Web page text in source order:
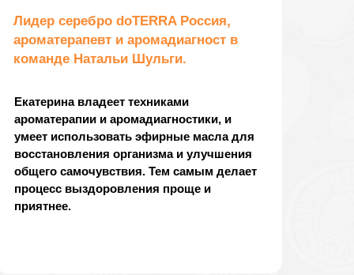
Екатерина владеет техниками
ароматерапии и аромадиагностики, и
умеет использовать эфирные масла для
восстановления организма и улучшения
общего самочувствия. Тем самым делает
процесс выздоровления проще и
приятнее.
Лидер серебро doTERRA Россия,
ароматерапевт и аромадиагност в
команде Натальи Шульги.